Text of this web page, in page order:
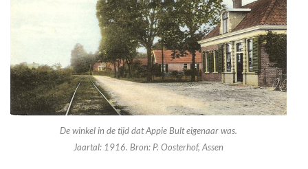
De winkel in de tijd dat Appie Bult eigenaar was.
Jaartal: 1916. Bron: P. Oosterhof, Assen